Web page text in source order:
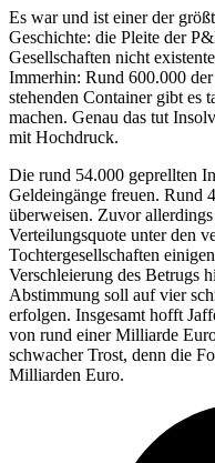
Es war und ist einer der
Geschichte: die Pleite der
Gesellschaften nicht
Immerhin: Rund 600.000
stehenden Container gibt es
machen. Genau das tut
mit Hochdruck.
Die rund 54.000 geprellten
Geldeingänge freuen. Rund
überweisen. Zuvor
Verteilungsquote unter den
Tochtergesellschaften
Verschleierung des Betrugs
Abstimmung soll auf vier
erfolgen. Insgesamt hofft
von rund einer Milliarde
schwacher Trost, denn die
Milliarden Euro.